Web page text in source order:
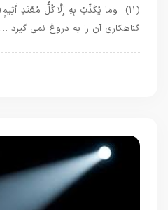
گناهكارى آن را به دروغ نمى‏ گيرد …